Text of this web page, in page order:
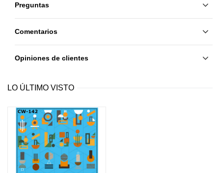
Preguntas
Comentarios
Opiniones de clientes
LO ÚLTIMO VISTO